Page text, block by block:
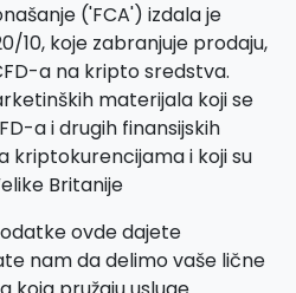
('FCA') izdala je
10, koje zabranjuje prodaju,
a na kripto sredstva.
materijala koji se
a i drugih finansijskih
kriptokurencijama i koji su
Britanije
ovde dajete
nam da delimo vaše lične